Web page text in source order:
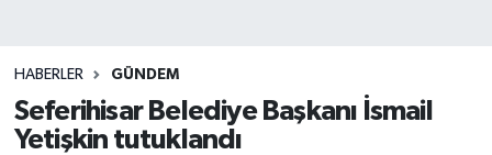
HABERLER GÜNDEM
Seferihisar Belediye Başkanı İsmail
Yetişkin tutuklandı
Magazin
Spor
Süper Lig Puan Durumu ve Fikstür
Tüm Manşetler